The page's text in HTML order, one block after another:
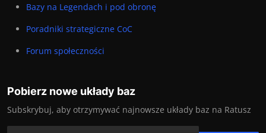
Bazy na Legendach i pod obronę
Poradniki strategiczne CoC
Forum społeczności
Pobierz nowe układy baz
Subskrybuj, aby otrzymywać najnowsze układy baz na Ratusz